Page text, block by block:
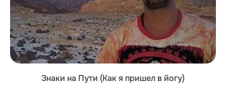
Знаки на Пути (Как я пришел в йогу)